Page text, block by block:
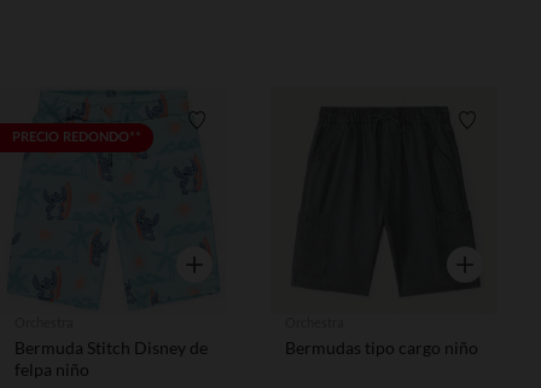
PRECIO REDONDO**
Vista rápida
Bermuda Stitch Disney de
felpa niño
Vista rápida
Bermudas tipo cargo niño